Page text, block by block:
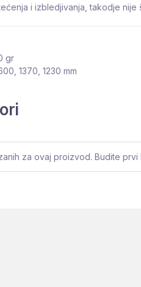
i izbledjivanja, takodje
gr
1370, 1230 mm
za ovaj proizvod. Budite